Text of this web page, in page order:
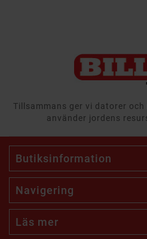
Tillsammans ger vi datorer
använder jordens
Butiksinformation
Navigering
Läs mer